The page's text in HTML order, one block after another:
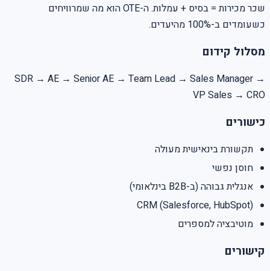
שכר מכירות = בסיס + עמלות. ה-OTE הוא מה שמרוויחים
כשעומדים ב-100% מהיעדים.
מסלול קידום
SDR → AE → Senior AE → Team Lead → Sales Manager →
VP Sales → CRO
כישורים
תקשורת בינאישית מעולה
חוסן נפשי
אנגלית גבוהה (ב-B2B בינלאומי)
CRM (Salesforce, HubSpot)
מוטיבציה למספרים
קישורים